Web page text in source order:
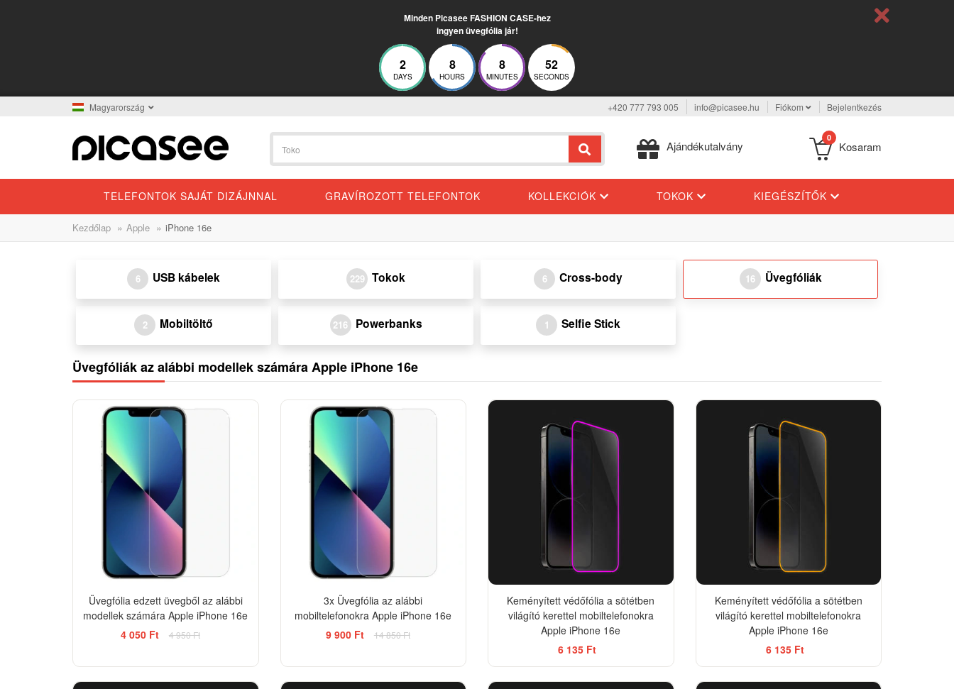
Minden Picasee FASHION CASE-hez
ingyen üvegfólia jár!
2
DAYS
8
HOURS
8
MINUTES
52
SECONDS
Magyarország +420 777 793 005 info@picasee.hu Fiókom Bejelentkezés
Ajándékutalvány
0
Kosaram
TELEFONTOK SAJÁT DIZÁJNNAL GRAVÍROZOTT TELEFONTOK KOLLEKCIÓK TOKOK KIEGÉSZÍTŐK
Kezdőlap » Apple » iPhone 16e
6 USB kábelek 229 Tokok 6 Cross-body 16 Üvegfóliák
2 Mobiltöltő 216 Powerbanks 1 Selfie Stick
Üvegfóliák az alábbi modellek számára Apple iPhone 16e
-18%
Üvegfólia edzett üvegből az alábbi
modellek számára Apple iPhone 16e
4 050 Ft
4 950 Ft
-33%
3x Üvegfólia az alábbi
mobiltelefonokra Apple iPhone 16e
9 900 Ft
14 850 Ft
Keményített védőfólia a sötétben
világító kerettel mobiltelefonokra
Apple iPhone 16e
6 135 Ft
Keményített védőfólia a sötétben
világító kerettel mobiltelefonokra
Apple iPhone 16e
6 135 Ft